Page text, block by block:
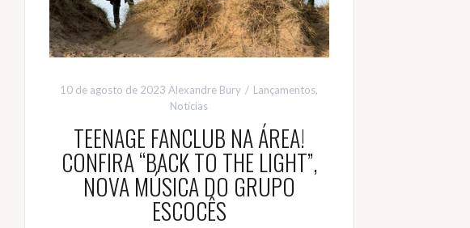
10 de agosto de 2023 Alexandre Bury Lançamentos,
Notícias
TEENAGE FANCLUB NA ÁREA!
CONFIRA “BACK TO THE LIGHT”,
NOVA MÚSICA DO GRUPO
ESCOCÊS